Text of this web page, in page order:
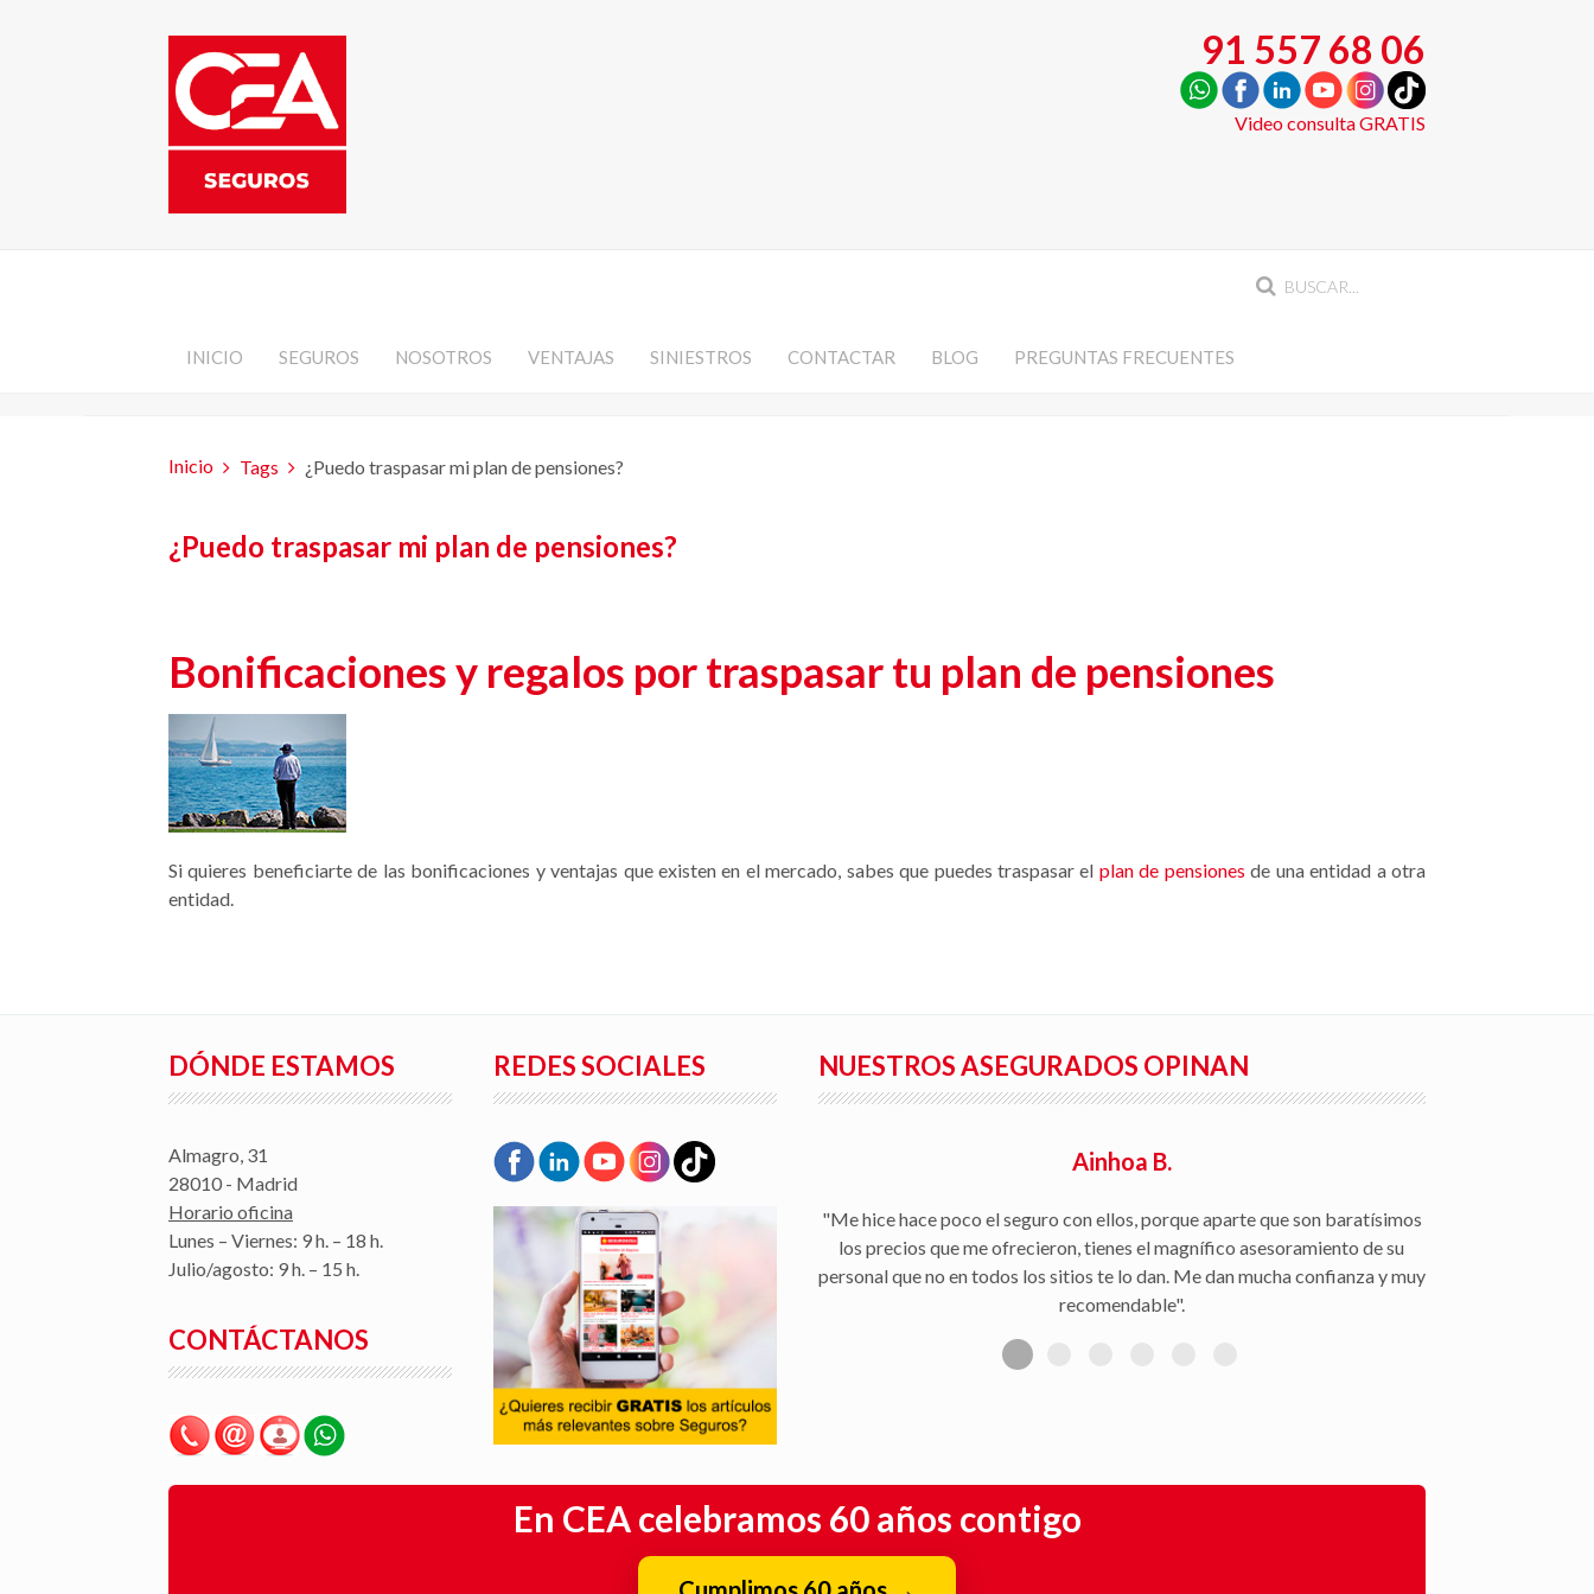
91 557 68 06
Video consulta GRATIS
INICIO SEGUROS NOSOTROS VENTAJAS SINIESTROS CONTACTAR BLOG PREGUNTAS FRECUENTES
Inicio Tags ¿Puedo traspasar mi plan de pensiones?
¿Puedo traspasar mi plan de pensiones?
Bonificaciones y regalos por traspasar tu plan de pensiones
Si quieres beneficiarte de las bonificaciones y ventajas que existen en el mercado, sabes que puedes traspasar el plan de pensiones de una entidad a otra
entidad.
DÓNDE ESTAMOS
Almagro, 31
28010 - Madrid
Horario oficina
Lunes – Viernes: 9 h. – 18 h.
Julio/agosto: 9 h. – 15 h.
CONTÁCTANOS
REDES SOCIALES NUESTROS ASEGURADOS OPINAN
En CEA celebramos 60 años contigo